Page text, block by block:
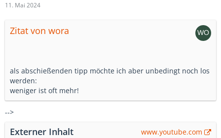
11. Mai 2024
Zitat von wora
als abschießenden tipp möchte ich aber unbedingt noch los
werden:
weniger ist oft mehr!
-->
Externer Inhalt
www.youtube.com